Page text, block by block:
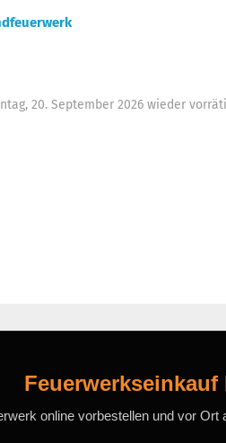
20. September 2026 wieder
Feuerwerkseinkauf
online vorbestellen und vor Ort